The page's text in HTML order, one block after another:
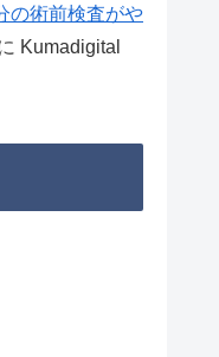
の術前検査がや
Kumadigital